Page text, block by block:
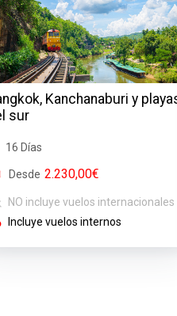
Kanchanaburi y
sur
16 Días
Desde 2.230,00€
NO incluye vuelos internacionales
Incluye vuelos internos